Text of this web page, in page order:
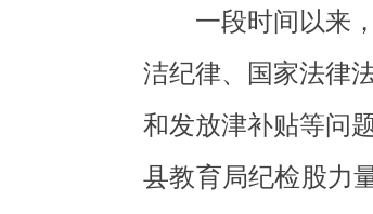
一段时间以来
洁纪律、国家法律
和发放津补贴等问
县教育局纪检股力